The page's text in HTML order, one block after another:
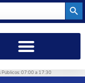
Públicos: 07:00 a 17:30